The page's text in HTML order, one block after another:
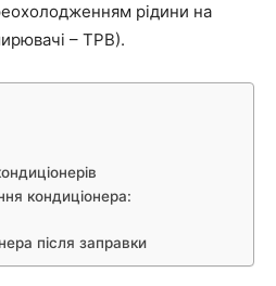
рідини на
– ТРВ).
кондиціонера:
після заправки